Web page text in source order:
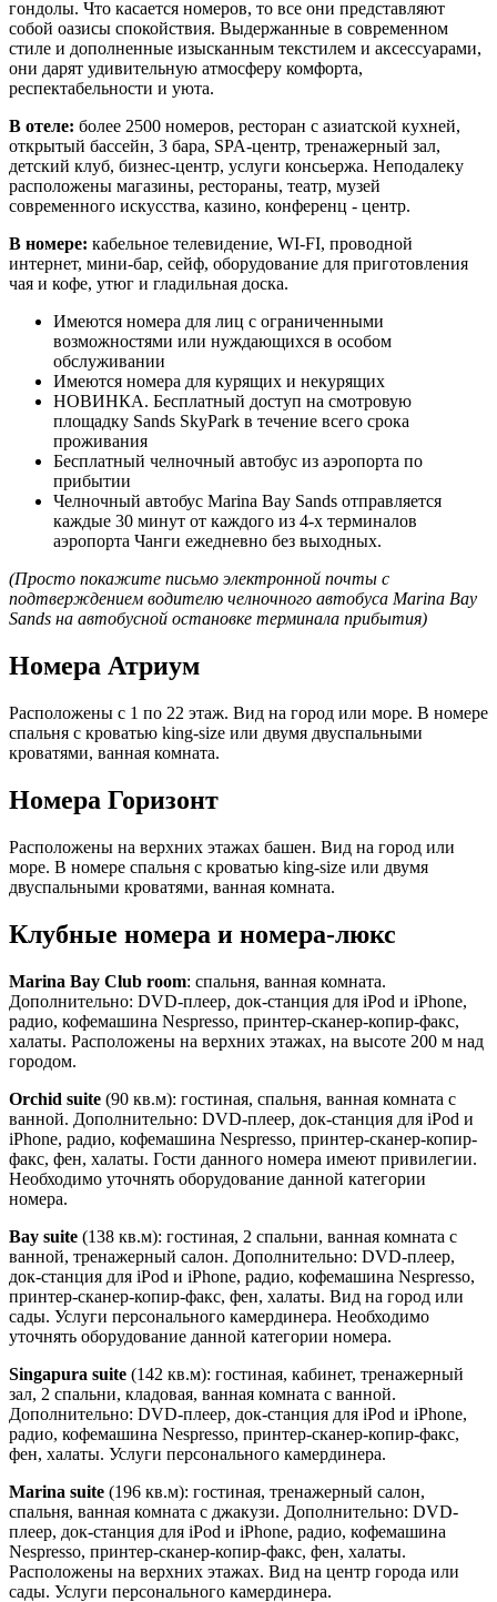
гондолы. Что касается номеров, то все они представляют
собой оазисы спокойствия. Выдержанные в современном
стиле и дополненные изысканным текстилем и аксессуарами,
они дарят удивительную атмосферу комфорта,
респектабельности и уюта.
В отеле: более 2500 номеров, ресторан с азиатской кухней,
открытый бассейн, 3 бара, SPA-центр, тренажерный зал,
детский клуб, бизнес-центр, услуги консьержа. Неподалеку
расположены магазины, рестораны, театр, музей
современного искусства, казино, конференц - центр.
В номере: кабельное телевидение, WI-FI, проводной
интернет, мини-бар, сейф, оборудование для приготовления
чая и кофе, утюг и гладильная доска.
Имеются номера для лиц с ограниченными
возможностями или нуждающихся в особом
обслуживании
Имеются номера для курящих и некурящих
НОВИНКА. Бесплатный доступ на смотровую
площадку Sands SkyPark в течение всего срока
проживания
Бесплатный челночный автобус из аэропорта по
прибытии
Челночный автобус Marina Bay Sands отправляется
каждые 30 минут от каждого из 4-х терминалов
аэропорта Чанги ежедневно без выходных.
(Просто покажите письмо электронной почты с
подтверждением водителю челночного автобуса Marina Bay
Sands на автобусной остановке терминала прибытия)
Номера Атриум
Расположены с 1 по 22 этаж. Вид на город или море. В номере
спальня с кроватью king-size или двумя двуспальными
кроватями, ванная комната.
Номера Горизонт
Расположены на верхних этажах башен. Вид на город или
море. В номере спальня с кроватью king-size или двумя
двуспальными кроватями, ванная комната.
Клубные номера и номера-люкс
Marina Bay Club room: спальня, ванная комната.
Дополнительно: DVD-плеер, док-станция для iPod и iPhone,
радио, кофемашина Nespresso, принтер-сканер-копир-факс,
халаты. Расположены на верхних этажах, на высоте 200 м над
городом.
Orchid suite (90 кв.м): гостиная, спальня, ванная комната с
ванной. Дополнительно: DVD-плеер, док-станция для iPod и
iPhone, радио, кофемашина Nespresso, принтер-сканер-копир-
факс, фен, халаты. Гости данного номера имеют привилегии.
Необходимо уточнять оборудование данной категории
номера.
Bay suite (138 кв.м): гостиная, 2 спальни, ванная комната с
ванной, тренажерный салон. Дополнительно: DVD-плеер,
док-станция для iPod и iPhone, радио, кофемашина Nespresso,
принтер-сканер-копир-факс, фен, халаты. Вид на город или
сады. Услуги персонального камердинера. Необходимо
уточнять оборудование данной категории номера.
Singapura suite (142 кв.м): гостиная, кабинет, тренажерный
зал, 2 спальни, кладовая, ванная комната с ванной.
Дополнительно: DVD-плеер, док-станция для iPod и iPhone,
радио, кофемашина Nespresso, принтер-сканер-копир-факс,
фен, халаты. Услуги персонального камердинера.
Marina suite (196 кв.м): гостиная, тренажерный салон,
спальня, ванная комната с джакузи. Дополнительно: DVD-
плеер, док-станция для iPod и iPhone, радио, кофемашина
Nespresso, принтер-сканер-копир-факс, фен, халаты.
Расположены на верхних этажах. Вид на центр города или
сады. Услуги персонального камердинера.